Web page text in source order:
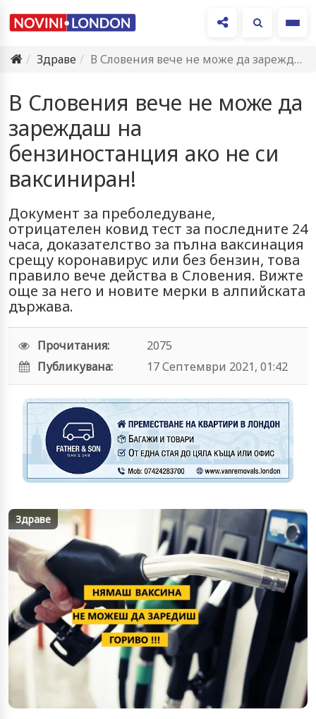
Здраве
В Словения вече не може да зареждаш на бензиностанция ако…
В Словения вече не може да
зареждаш на
бензиностанция ако не си
ваксиниран!
Документ за преболедуване,
отрицателен ковид тест за последните 24
часа, доказателство за пълна ваксинация
срещу коронавирус или без бензин, това
правило вече действа в Словения. Вижте
още за него и новите мерки в алпийската
държава.
Прочитания:
2075
Публикувана:
17 Септември 2021, 01:42
Здраве